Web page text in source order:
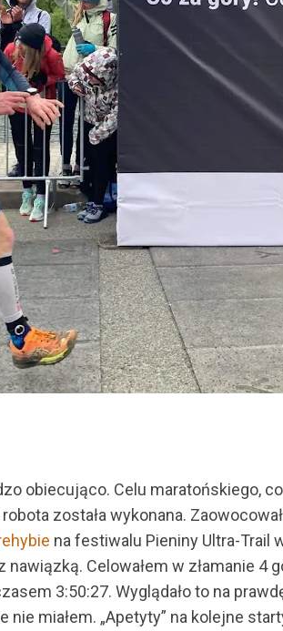
obiecująco. Celu maratońskiego,
została wykonana.
na festiwalu Pieniny Ultra-Trail
nawiązką. Celowałem w złamanie 4
3:50:27. Wyglądało to na
miałem. „Apetyty” na kolejne